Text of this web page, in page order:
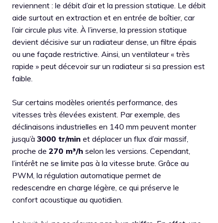
reviennent : le débit d’air et la pression statique. Le débit
aide surtout en extraction et en entrée de boîtier, car
l’air circule plus vite. À l’inverse, la pression statique
devient décisive sur un radiateur dense, un filtre épais
ou une façade restrictive. Ainsi, un ventilateur « très
rapide » peut décevoir sur un radiateur si sa pression est
faible.
Sur certains modèles orientés performance, des
vitesses très élevées existent. Par exemple, des
déclinaisons industrielles en 140 mm peuvent monter
jusqu’à 3000 tr/min et déplacer un flux d’air massif,
proche de 270 m³/h selon les versions. Cependant,
l’intérêt ne se limite pas à la vitesse brute. Grâce au
PWM, la régulation automatique permet de
redescendre en charge légère, ce qui préserve le
confort acoustique au quotidien.